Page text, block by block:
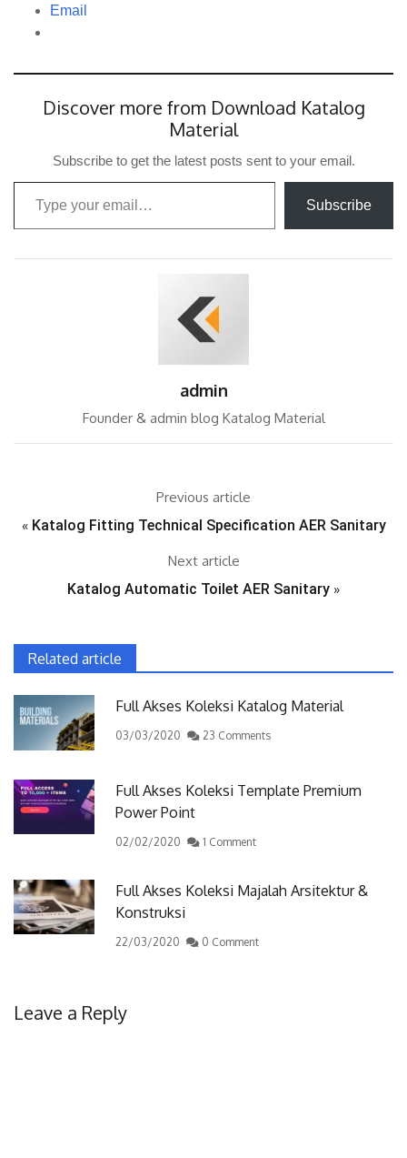
Email
Discover more from Download Katalog
Material
Subscribe to get the latest posts sent to your email.
Type your email…
Subscribe
admin
Founder & admin blog Katalog Material
Previous article
« Katalog Fitting Technical Specification AER Sanitary
Next article
Katalog Automatic Toilet AER Sanitary »
Related article
Full Akses Koleksi Katalog Material
03/03/2020 23 Comments
Full Akses Koleksi Template Premium
Power Point
02/02/2020 1 Comment
Full Akses Koleksi Majalah Arsitektur &
Konstruksi
22/03/2020 0 Comment
Leave a Reply